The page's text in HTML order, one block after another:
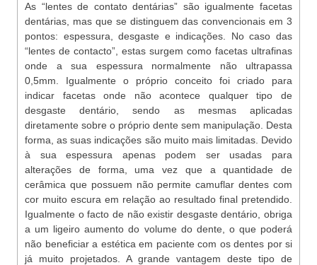
As “lentes de contato dentárias” são igualmente facetas
dentárias, mas que se distinguem das convencionais em 3
pontos: espessura, desgaste e indicações. No caso das
“lentes de contacto”, estas surgem como facetas ultrafinas
onde a sua espessura normalmente não ultrapassa
0,5mm. Igualmente o próprio conceito foi criado para
indicar facetas onde não acontece qualquer tipo de
desgaste dentário, sendo as mesmas aplicadas
diretamente sobre o próprio dente sem manipulação. Desta
forma, as suas indicações são muito mais limitadas. Devido
à sua espessura apenas podem ser usadas para
alterações de forma, uma vez que a quantidade de
cerâmica que possuem não permite camuflar dentes com
cor muito escura em relação ao resultado final pretendido.
Igualmente o facto de não existir desgaste dentário, obriga
a um ligeiro aumento do volume do dente, o que poderá
não beneficiar a estética em paciente com os dentes por si
já muito projetados. A grande vantagem deste tipo de